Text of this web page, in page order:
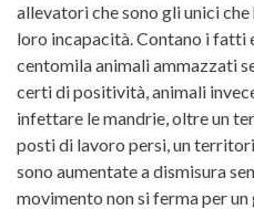
allevatori che sono gli unici
loro incapacità. Contano i fatti
centomila animali ammazzati
certi di positività, animali
infettare le mandrie, oltre un
posti di lavoro persi, un
sono aumentate a dismisura
movimento non si ferma per